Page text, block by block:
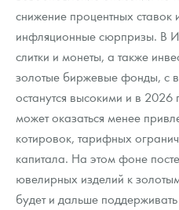
снижение процентных
инфляционные сюрпризы. В
слитки и монеты, а также
золотые биржевые фонды, с
останутся высокими и в
может оказаться менее
котировок, тарифных
капитала. На этом фоне
ювелирных изделий к
будет и дальше